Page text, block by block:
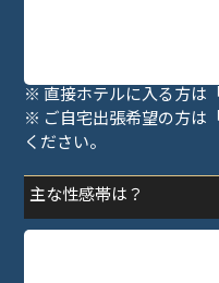
※ 直接ホテルに入る方は
※ ご自宅出張希望の方は
ください。
主な性感帯は？